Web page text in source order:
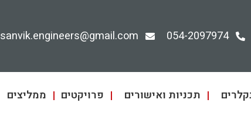
054-2097974
sanvik.engineers@gmail.com
תכניות ואישורים פרויקטים ממליצים